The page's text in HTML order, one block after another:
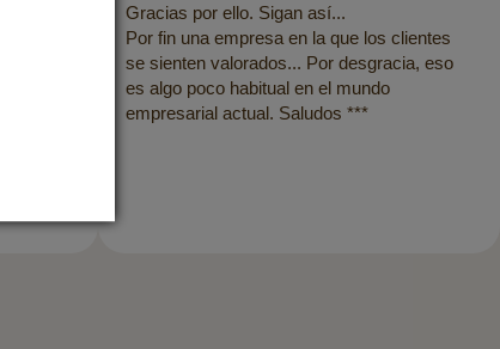
algo
Gracias por ello. Sigan así...
Por fin una empresa en la que los clientes
se sienten valorados... Por desgracia, eso
es algo poco habitual en el mundo
empresarial actual. Saludos ***